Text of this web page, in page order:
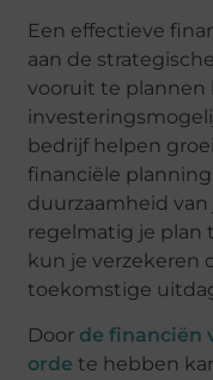
Een effectieve
aan de
vooruit te plannen
bedrijf helpen
financiële
duurzaamheid
regelmatig je plan
kun je verzekeren
toekomstige
Door de financiën
orde te hebben